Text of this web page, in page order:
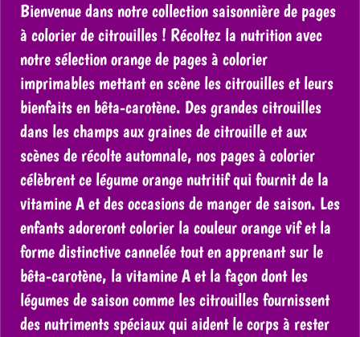
Bienvenue dans notre collection saisonnière de pages
à colorier de citrouilles ! Récoltez la nutrition avec
notre sélection orange de pages à colorier
imprimables mettant en scène les citrouilles et leurs
bienfaits en bêta-carotène. Des grandes citrouilles
dans les champs aux graines de citrouille et aux
scènes de récolte automnale, nos pages à colorier
célèbrent ce légume orange nutritif qui fournit de la
vitamine A et des occasions de manger de saison. Les
enfants adoreront colorier la couleur orange vif et la
forme distinctive cannelée tout en apprenant sur le
bêta-carotène, la vitamine A et la façon dont les
légumes de saison comme les citrouilles fournissent
des nutriments spéciaux qui aident le corps à rester